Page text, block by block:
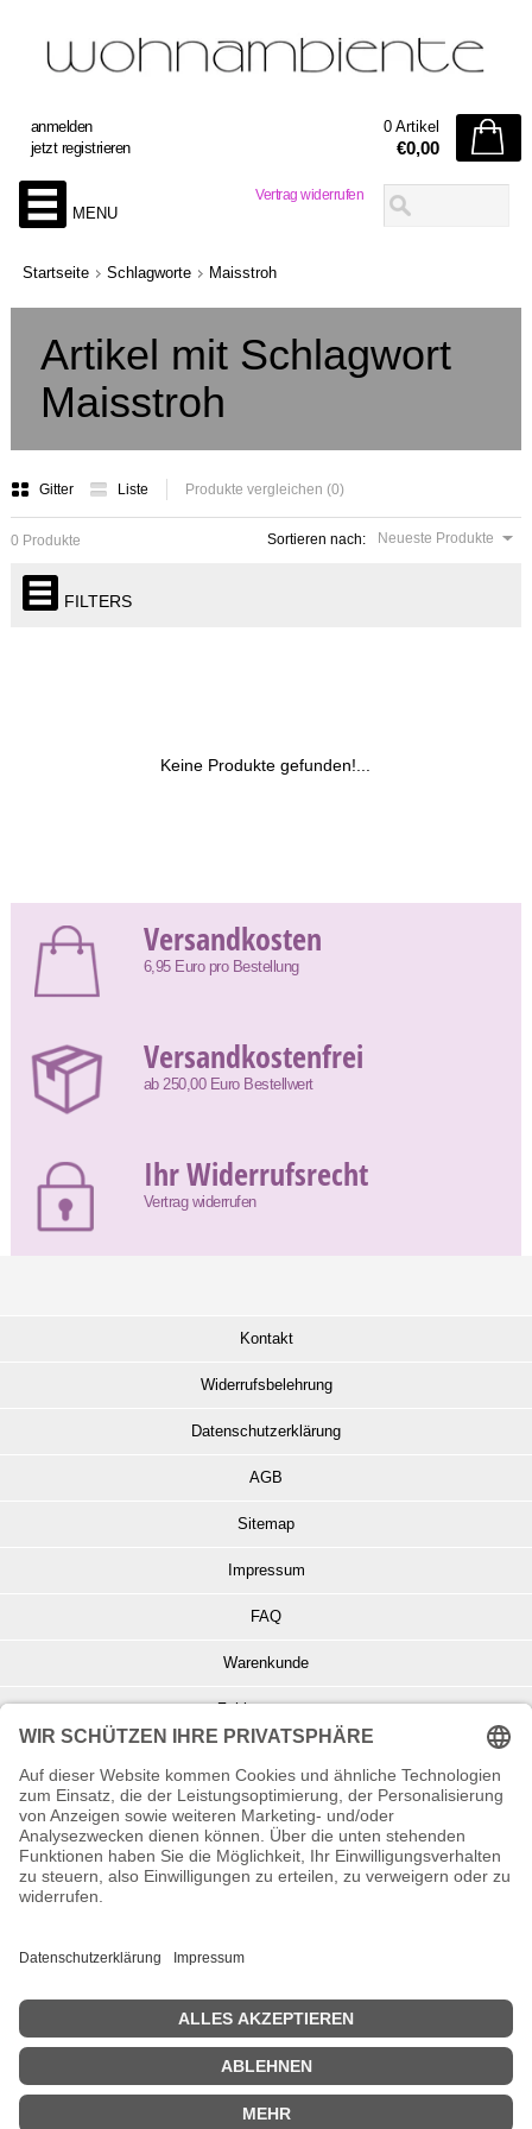
Vertrag widerrufen
anmelden
jetzt registrieren
0 Artikel
€0,00
MENU
Startseite Schlagworte Maisstroh
Artikel mit Schlagwort
Maisstroh
Gitter Liste Produkte vergleichen (0)
Sortieren nach: Neueste Produkte
0 Produkte
FILTERS
Keine Produkte gefunden!...
Versandkosten
6,95 Euro pro Bestellung
Versandkostenfrei
ab 250,00 Euro Bestellwert
Ihr Widerrufsrecht
Vertrag widerrufen
Kontakt
Widerrufsbelehrung
Datenschutzerklärung
AGB
Sitemap
Impressum
FAQ
Warenkunde
Zahlungsarten
Info zu Elektro- u. Elektronikgeräten
Batterieentsorgung
Informationen zur Echtheit von Kundenbewertungen
© Copyright 2026 Wohnambiente-Shop